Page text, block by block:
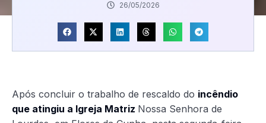
26/05/2026
Após concluir o trabalho de rescaldo do incêndio
que atingiu a Igreja Matriz Nossa Senhora de